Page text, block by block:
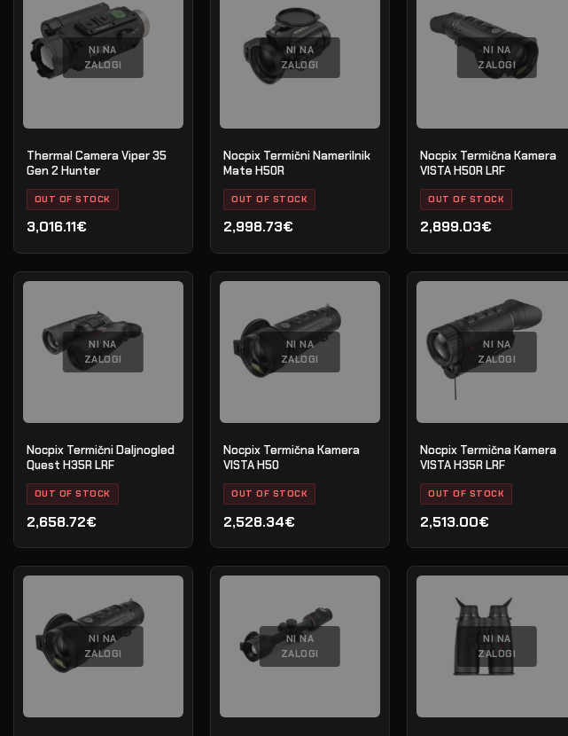
NI NA
ZALOGI
Thermal Camera Viper 35
Gen 2 Hunter
OUT OF STOCK
3,016.11€
NI NA
ZALOGI
Nocpix Termični Namerilnik
Mate H50R
OUT OF STOCK
2,998.73€
NI NA
ZALOGI
Nocpix Termična Kamera
VISTA H50R LRF
OUT OF STOCK
2,899.03€
NI NA
ZALOGI
Nocpix Termični Daljnogled
Quest H35R LRF
OUT OF STOCK
2,658.72€
NI NA
ZALOGI
Nocpix Termična Kamera
VISTA H50
OUT OF STOCK
2,528.34€
NI NA
ZALOGI
Nocpix Termična Kamera
VISTA H35R LRF
OUT OF STOCK
2,513.00€
NI NA
ZALOGI
NI NA
ZALOGI
NI NA
ZALOGI